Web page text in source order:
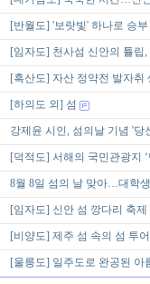
[반월도] '보랏빛' 하나로 승
[임자도] 천사섬 신안의 튤립
[흑산도] 자산 정약전 발자취
[하의도 외] 섬
강제윤 시인, 섬의날 기념 '당
[덕적도] 서해의 국민관광지
8월 8일 섬의 날 맞아…대학
[임자도] 신안 섬 깡다리 축
[비양도] 제주 섬 속의 섬 투
[울릉도] 일주도로 완공된 아